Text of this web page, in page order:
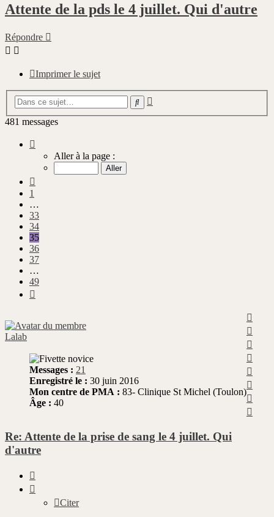
Attente de la pds le 4 juillet. Qui d'autre
Répondre
Imprimer le sujet
Rechercher
481 messages
35
sur
Aller à la page :
1
…
33
34
35
36
37
…
49
Lalab
Messages : 21
Enregistré le : 30 juin 2016
Mon centre de PMA : 83- Clinique St Michel (Toulon)
Âge : 40
Re: Attente de la prise de sang le 4 juillet. Qui
d'autre
Citer